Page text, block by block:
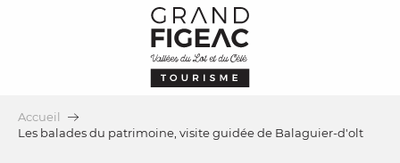
Accueil
Les balades du patrimoine, visite guidée de Balaguier-d'olt